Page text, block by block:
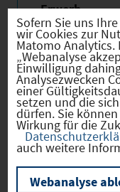
Erwerb
Eigentümer
Derzeitige
Verkehr
Sofern Sie uns
wir Cookies zur
Matomo
„Webanalyse
Einwilligung
Analysezwecken
einer
setzen und die
dürfen. Sie
Wirkung für die
auch weitere
Webanalyse